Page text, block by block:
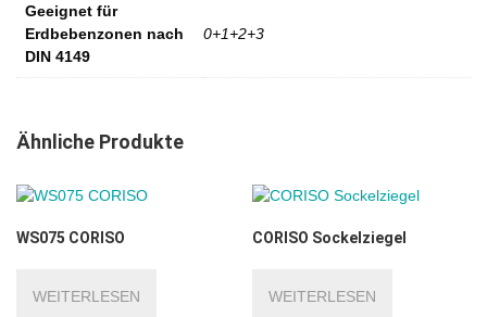
Geeignet für
Erdbebenzonen nach
DIN 4149
0+1+2+3
Ähnliche Produkte
WS075 CORISO
WEITERLESEN
CORISO Sockelziegel
WEITERLESEN